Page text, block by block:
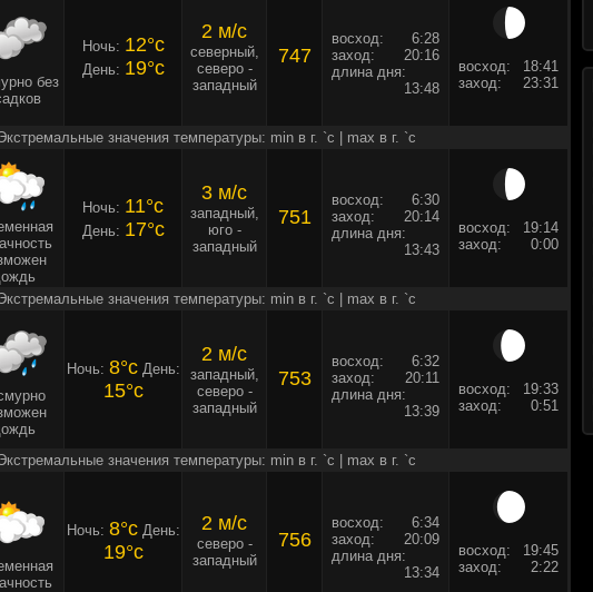
без
Ночь: 12°c
День: 19°c
2 м/c
северный,
северо -
западный
747
восход:
6:28
заход:
20:16
длина дня:
13:48
восход:
18:41
заход:
23:31
значения температуры: min в г. `c | max в г. `c
Ночь: 11°c
День: 17°c
3 м/c
западный,
юго -
западный
751
восход:
6:30
заход:
20:14
длина дня:
13:43
восход:
19:14
заход:
0:00
значения температуры: min в г. `c | max в г. `c
Ночь: 8°cДень:
15°c
2 м/c
западный,
северо -
западный
753
восход:
6:32
заход:
20:11
длина дня:
13:39
восход:
19:33
заход:
0:51
значения температуры: min в г. `c | max в г. `c
Ночь: 8°cДень:
19°c
2 м/c
северо -
западный
756
восход:
6:34
заход:
20:09
длина дня:
13:34
восход:
19:45
заход:
2:22